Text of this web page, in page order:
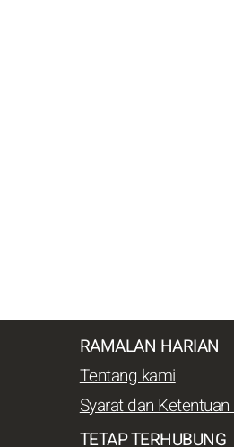
RAMALAN HARIAN
Tentang kami
Syarat dan
TETAP TERHUBUNG